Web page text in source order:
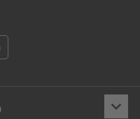
keyboard_arrow_down